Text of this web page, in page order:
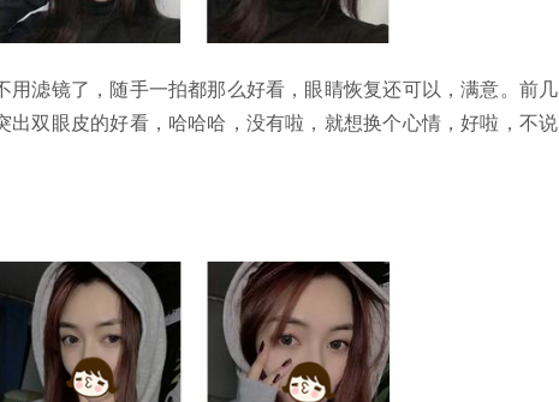
滤镜了，随手一拍都那么好看，眼睛恢复还可以，满意。前几
出双眼皮的好看，哈哈哈，没有啦，就想换个心情，好啦，不说